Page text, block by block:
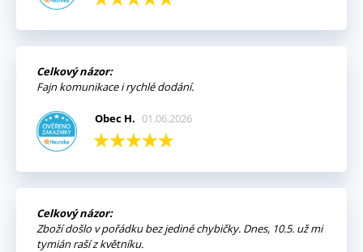
Celkový názor:
Fajn komunikace i rychlé dodání.
Obec H. 01.06.2026
Celkový názor:
Zboží došlo v pořádku bez jediné chybičky. Dnes, 10.5. už mi
tymián raší z květníku.